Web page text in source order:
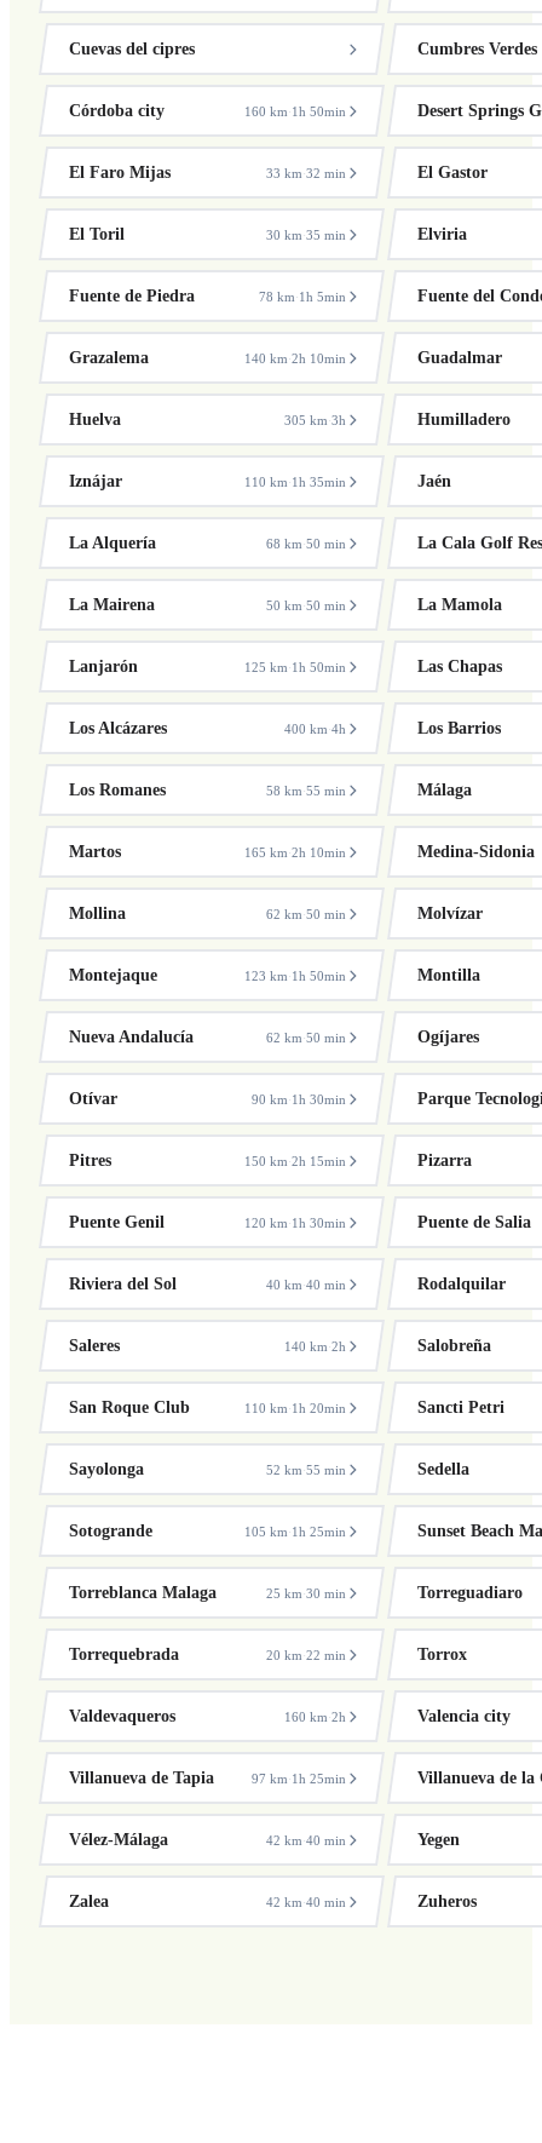
Cuevas del cipres Cumbres Verdes
Córdoba city 160 km·1h 50min Desert Springs
El Faro Mijas 33 km·32 min El Gastor
El Toril 30 km·35 min Elviria
Fuente de Piedra 78 km·1h 5min Fuente del
Grazalema 140 km·2h 10min Guadalmar
Huelva 305 km·3h Humilladero
Iznájar 110 km·1h 35min Jaén
La Alquería 68 km·50 min La Cala Golf
La Mairena 50 km·50 min La Mamola
Lanjarón 125 km·1h 50min Las Chapas
Los Alcázares 400 km·4h Los Barrios
Los Romanes 58 km·55 min Málaga
Martos 165 km·2h 10min Medina-Sidonia
Mollina 62 km·50 min Molvízar
Montejaque 123 km·1h 50min Montilla
Nueva Andalucía 62 km·50 min Ogíjares
Otívar 90 km·1h 30min Parque
Pitres 150 km·2h 15min Pizarra
Puente Genil 120 km·1h 30min Puente de Salia
Riviera del Sol 40 km·40 min Rodalquilar
Saleres 140 km·2h Salobreña
San Roque Club 110 km·1h 20min Sancti Petri
Sayolonga 52 km·55 min Sedella
Sotogrande 105 km·1h 25min Sunset Beach
Torreblanca Malaga 25 km·30 min Torreguadiaro
Torrequebrada 20 km·22 min Torrox
Valdevaqueros 160 km·2h Valencia city
Villanueva de Tapia 97 km·1h 25min Villanueva de la
Vélez-Málaga 42 km·40 min Yegen
Zalea 42 km·40 min Zuheros